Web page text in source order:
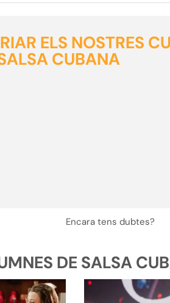
ELS NOSTRES
CUBANA
Encara tens dubtes?
DE SALSA